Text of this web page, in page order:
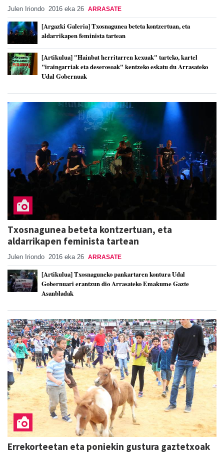
Julen Iriondo 2016 eka 26 ARRASATE
[Argazki Galeria] Txosnagunea beteta kontzertuan, eta
aldarrikapen feminista tartean
[Artikulua] "Hainbat herritarren kexuak" tarteko, kartel
"iraingarriak eta deserosoak" kentzeko eskatu du Arrasateko
Udal Gobernuak
Txosnagunea beteta kontzertuan, eta
aldarrikapen feminista tartean
Julen Iriondo 2016 eka 26 ARRASATE
[Artikulua] Txosnaguneko pankartaren kontura Udal
Gobernuari erantzun dio Arrasateko Emakume Gazte
Asanbladak
Errekorteetan eta poniekin gustura gaztetxoak